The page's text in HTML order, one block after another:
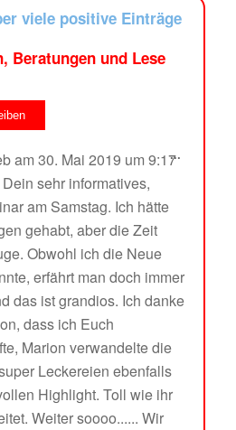
viele positive Einträge
Beratungen und Lese
am 30. Mai 2019 um 9:17
sehr informatives,
am Samstag. Ich hätte
gehabt, aber die Zeit
Obwohl ich die Neue
erfährt man doch immer
das ist grandios. Ich danke
dass ich Euch
Marion verwandelte die
Leckereien ebenfalls
Highlight. Toll wie ihr
Weiter soooo...... Wir
...